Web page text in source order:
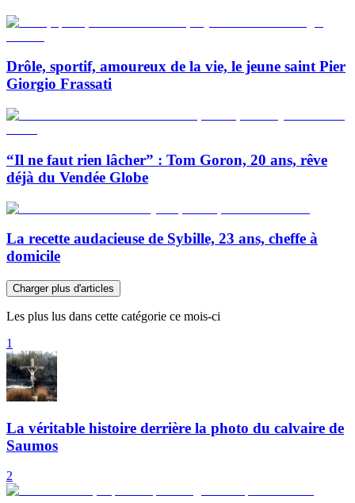
Drôle, sportif, amoureux de la vie, le jeune saint Pier
Giorgio Frassati
“Il ne faut rien lâcher” : Tom Goron, 20 ans, rêve
déjà du Vendée Globe
La recette audacieuse de Sybille, 23 ans, cheffe à
domicile
Charger plus d'articles
Les plus lus dans cette catégorie ce mois-ci
1
La véritable histoire derrière la photo du calvaire de
Saumos
2